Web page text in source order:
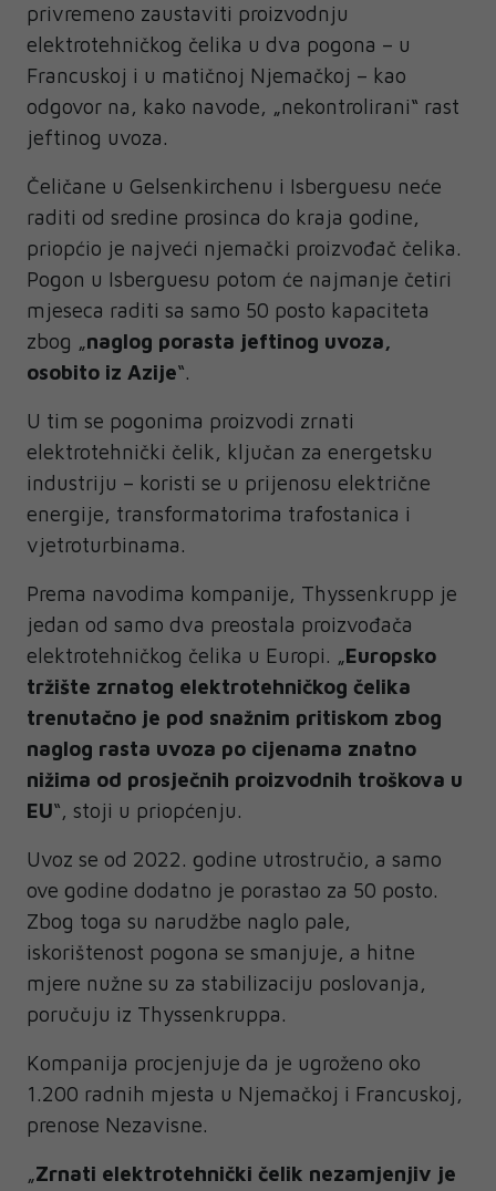
privremeno zaustaviti proizvodnju
elektrotehničkog čelika u dva pogona – u
Francuskoj i u matičnoj Njemačkoj – kao
odgovor na, kako navode, „nekontrolirani“ rast
jeftinog uvoza.
Čeličane u Gelsenkirchenu i Isberguesu neće
raditi od sredine prosinca do kraja godine,
priopćio je najveći njemački proizvođač čelika.
Pogon u Isberguesu potom će najmanje četiri
mjeseca raditi sa samo 50 posto kapaciteta
zbog „naglog porasta jeftinog uvoza,
osobito iz Azije“.
U tim se pogonima proizvodi zrnati
elektrotehnički čelik, ključan za energetsku
industriju – koristi se u prijenosu električne
energije, transformatorima trafostanica i
vjetroturbinama.
Prema navodima kompanije, Thyssenkrupp je
jedan od samo dva preostala proizvođača
elektrotehničkog čelika u Europi. „Europsko
tržište zrnatog elektrotehničkog čelika
trenutačno je pod snažnim pritiskom zbog
naglog rasta uvoza po cijenama znatno
nižima od prosječnih proizvodnih troškova u
EU“, stoji u priopćenju.
Uvoz se od 2022. godine utrostručio, a samo
ove godine dodatno je porastao za 50 posto.
Zbog toga su narudžbe naglo pale,
iskorištenost pogona se smanjuje, a hitne
mjere nužne su za stabilizaciju poslovanja,
poručuju iz Thyssenkruppa.
Kompanija procjenjuje da je ugroženo oko
1.200 radnih mjesta u Njemačkoj i Francuskoj,
prenose Nezavisne.
„Zrnati elektrotehnički čelik nezamjenjiv je